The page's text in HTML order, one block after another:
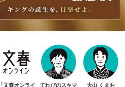
「文春オンライ
てれびのスキマ 大山 くまお